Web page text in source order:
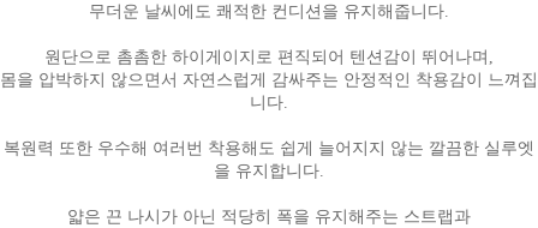
무더운 날씨에도 쾌적한 컨디션을 유지해줍니다.
원단으로 촘촘한 하이게이지로 편직되어 텐션감이 뛰어나며,
몸을 압박하지 않으면서 자연스럽게 감싸주는 안정적인 착용감이 느껴집
니다.
복원력 또한 우수해 여러번 착용해도 쉽게 늘어지지 않는 깔끔한 실루엣
을 유지합니다.
얇은 끈 나시가 아닌 적당히 폭을 유지해주는 스트랩과